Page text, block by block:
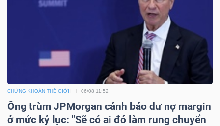
CHỨNG KHOÁN THẾ GIỚI 06/08 11:52
Ông trùm JPMorgan cảnh báo dư nợ margin
ở mức kỷ lục: "Sẽ có ai đó làm rung chuyển